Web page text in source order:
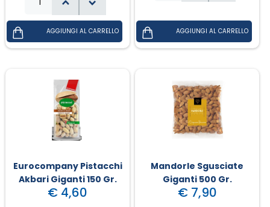
Eurocompany Pistacchi
Akbari Giganti 150 Gr.
€ 4,60
Mandorle Sgusciate
Giganti 500 Gr.
€ 7,90